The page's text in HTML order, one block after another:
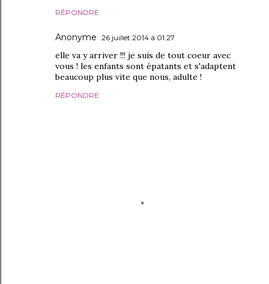
RÉPONDRE
Anonyme 26 juillet 2014 à 01:27
elle va y arriver !!! je suis de tout coeur avec
vous ! les enfants sont épatants et s'adaptent
beaucoup plus vite que nous, adulte !
RÉPONDRE